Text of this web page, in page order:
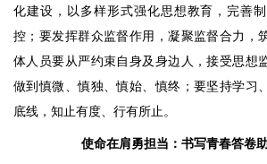
化建设，以多样形式强化思想教育，完善
控；要发挥群众监督作用，凝聚监督合力，
体人员要从严约束自身及身边人，接受思想
做到慎微、慎独、慎始、慎终；要坚持学习
底线，知止有度、行有所止。
使命在肩勇担当：书写青春答卷